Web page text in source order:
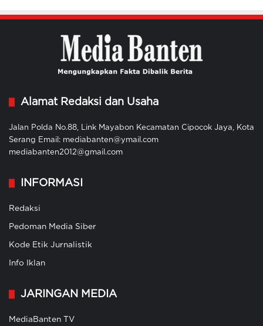
Alamat Redaksi dan Usaha
Jalan Polda No.88, Link Mayabon Kecamatan Cipocok Jaya, Kota
Serang Email: mediabanten@ymail.com
mediabanten2012@gmail.com
INFORMASI
Redaksi
Pedoman Media Siber
Kode Etik Jurnalistik
Info Iklan
JARINGAN MEDIA
MediaBanten TV